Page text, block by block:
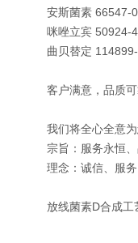
安斯菌素 66547-
咪唑立宾 50924-
曲贝替定
客户满意，品质
我们将全心全意
宗旨：服务永恒
理念：诚信、服
放线菌素D合成